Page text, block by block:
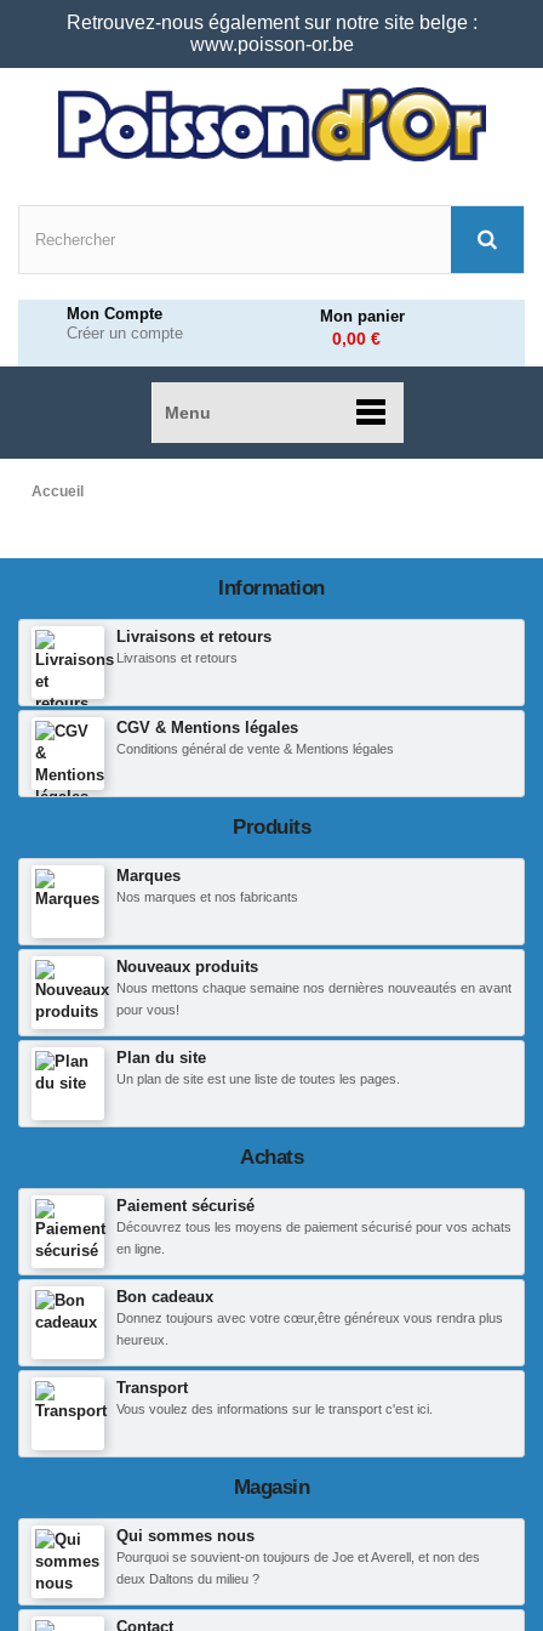
Retrouvez-nous également sur notre site belge :
www.poisson-or.be
Mon Compte
Créer un compte
Mon panier
0,00 €
Menu
Accueil
Information
Livraisons et retours
Livraisons et retours
CGV & Mentions légales
Conditions général de vente & Mentions légales
Produits
Marques
Nos marques et nos fabricants
Nouveaux produits
Nous mettons chaque semaine nos dernières nouveautés en avant
pour vous!
Plan du site
Un plan de site est une liste de toutes les pages.
Achats
Paiement sécurisé
Découvrez tous les moyens de paiement sécurisé pour vos achats
en ligne.
Bon cadeaux
Donnez toujours avec votre cœur,être généreux vous rendra plus
heureux.
Transport
Vous voulez des informations sur le transport c'est ici.
Magasin
Qui sommes nous
Pourquoi se souvient-on toujours de Joe et Averell, et non des
deux Daltons du milieu ?
Contact